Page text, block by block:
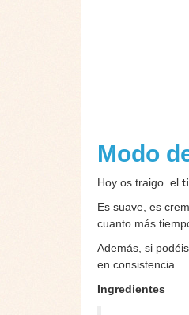
Modo
Hoy os traigo el
Es suave, es
cuanto más
Además, si
en consistencia.
Ingredientes